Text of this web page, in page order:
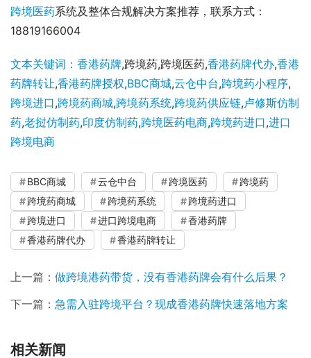
跨境医药系统及整体合规解决方案推荐，联系方式：
18819166004
文本关键词：香港药牌,跨境药,跨境医药,香港药牌代办,香港
药牌转让,香港药牌授权,BBC商城,云仓中台,跨境药小程序,
跨境进口,跨境药商城,跨境药系统,跨境药供应链,卢修斯仿制
药,老挝仿制药,印度仿制药,跨境医药电商,跨境药进口,进口
跨境电商
BBC商城 云仓中台 跨境医药
跨境药
跨境药商城
跨境药系统
跨境药进口
跨境进口
进口跨境电商
香港药牌
香港药牌代办
香港药牌转让
上一篇： 做跨境港药带货，没有香港药牌会有什么后果？
下一篇： 急需入驻跨境平台？现成香港药牌快速落地方案
相关新闻